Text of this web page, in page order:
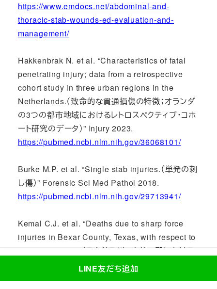
https://www.emdocs.net/abdominal-and-
thoracic-stab-wounds-ed-evaluation-and-
management/
Hakkenbrak N. et al. “Characteristics of fatal
penetrating injury; data from a retrospective
cohort study in three urban regions in the
Netherlands.（致命的な貫通損傷の特徴；オランダ
の3つの都市地域におけるレトロスペクティブ・コホ
ート研究のデータ）” Injury 2023.
https://pubmed.ncbi.nlm.nih.gov/36068101/
Burke M.P. et al. “Single stab injuries.（単発の刺
し傷）” Forensic Sci Med Pathol 2018.
https://pubmed.ncbi.nlm.nih.gov/29713941/
Kemal C.J. et al. “Deaths due to sharp force
injuries in Bexar County, Texas, with respect to
manner of death.（テキサス州ベクサー郡における
鋭利な力による傷害による死亡（死因別））” Am J
LINE友だち追加